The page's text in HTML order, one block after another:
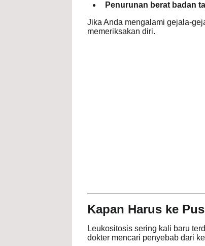
Penurunan berat badan
Jika Anda mengalami gejala-
memeriksakan diri.
Kapan Harus ke
Leukositosis sering kali baru
dokter mencari penyebab dari